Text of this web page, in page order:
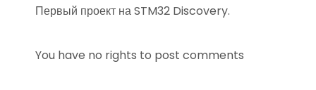
Первый проект на STM32 Discovery.
You have no rights to post comments